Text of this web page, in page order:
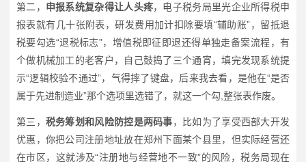
第二， 申报系统复杂得让人头疼，电子税务局里光企业所得税申
报表就有几十张附表，研发费用加计扣除要填“辅助账”，留抵退
税要勾选“退税标志”，增值税即征即退还得单独走备案流程，有
个做机械加工的老客户，自己鼓捣了三个通宵，填完发现系统提
示“逻辑校验不通过”，气得摔了键盘，后来我去看，是他在“是否
属于先进制造业”那个选项里选错了，就这一个勾,整张表作废。
第三， 税务筹划和风险防控是两码事，比如为了享受西部大开发
优惠，你把公司注册地址放在郑州下面某个县里，但实际经营还
在市区，这就涉及“注册地与经营地不一致”的风险，税务局现在